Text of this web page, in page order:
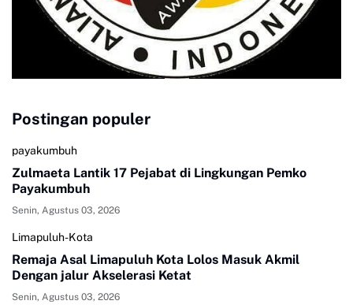
Postingan populer
payakumbuh
Zulmaeta Lantik 17 Pejabat di Lingkungan Pemko
Payakumbuh
Senin, Agustus 03, 2026
Limapuluh-Kota
Remaja Asal Limapuluh Kota Lolos Masuk Akmil
Dengan jalur Akselerasi Ketat
Senin, Agustus 03, 2026